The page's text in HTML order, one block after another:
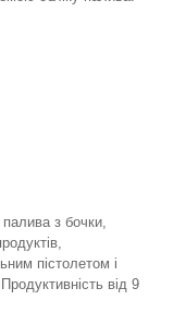
з бочки,
пістолетом і
від 9